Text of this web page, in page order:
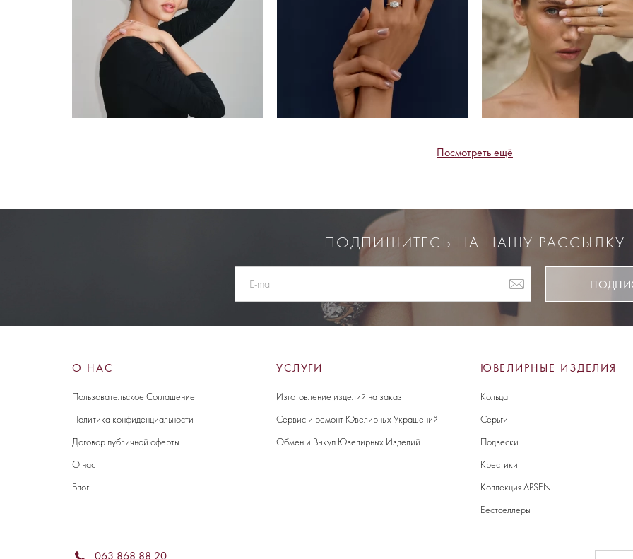
Посмотреть ещё
ПОДПИШИТЕСЬ НА НАШУ РАССЫЛКУ
О НАС
Пользовательское Соглашение
Политика конфиденциальности
Договор публичной оферты
О нас
Блог
УСЛУГИ
Изготовление изделий на заказ
Сервис и ремонт Ювелирных Украшений
Обмен и Выкуп Ювелирных Изделий
ЮВЕЛИРНЫЕ ИЗДЕЛИЯ
Кольца
Серьги
Подвески
Крестики
Коллекция APSEN
Бестселлеры
063 868 88 20